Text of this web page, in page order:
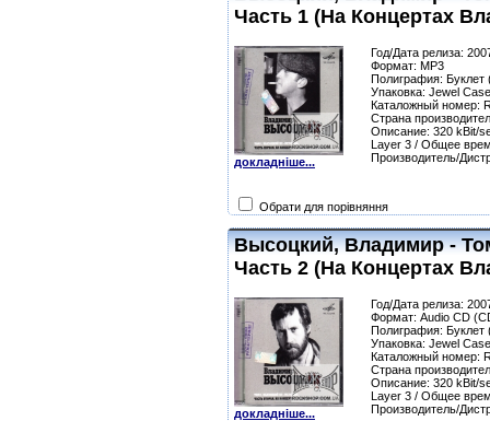
Часть 1 (На Концертах
докладніше...
Год/Дата релиза:
Формат: MP3
Полиграфия: Буклет
Упаковка: Jewel Case
Каталожный номер:
Страна
Описание: 320 kBit/
Layer 3 / Общее
Производитель/
Обрати для порівняння
Высоцкий, Владимир -
Часть 2 (На Концертах
докладніше...
Год/Дата релиза:
Формат: Audio CD
Полиграфия: Буклет
Упаковка: Jewel Case
Каталожный номер:
Страна
Описание: 320 kBit/
Layer 3 / Общее
Производитель/